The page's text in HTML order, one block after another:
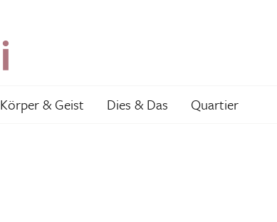
Körper & Geist Dies & Das Quartier